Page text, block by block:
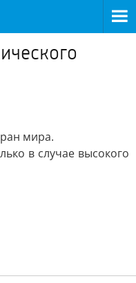
мира.
в случае высокого